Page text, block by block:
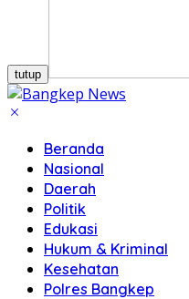
tutup
Beranda
Nasional
Daerah
Politik
Edukasi
Hukum & Kriminal
Kesehatan
Polres Bangkep